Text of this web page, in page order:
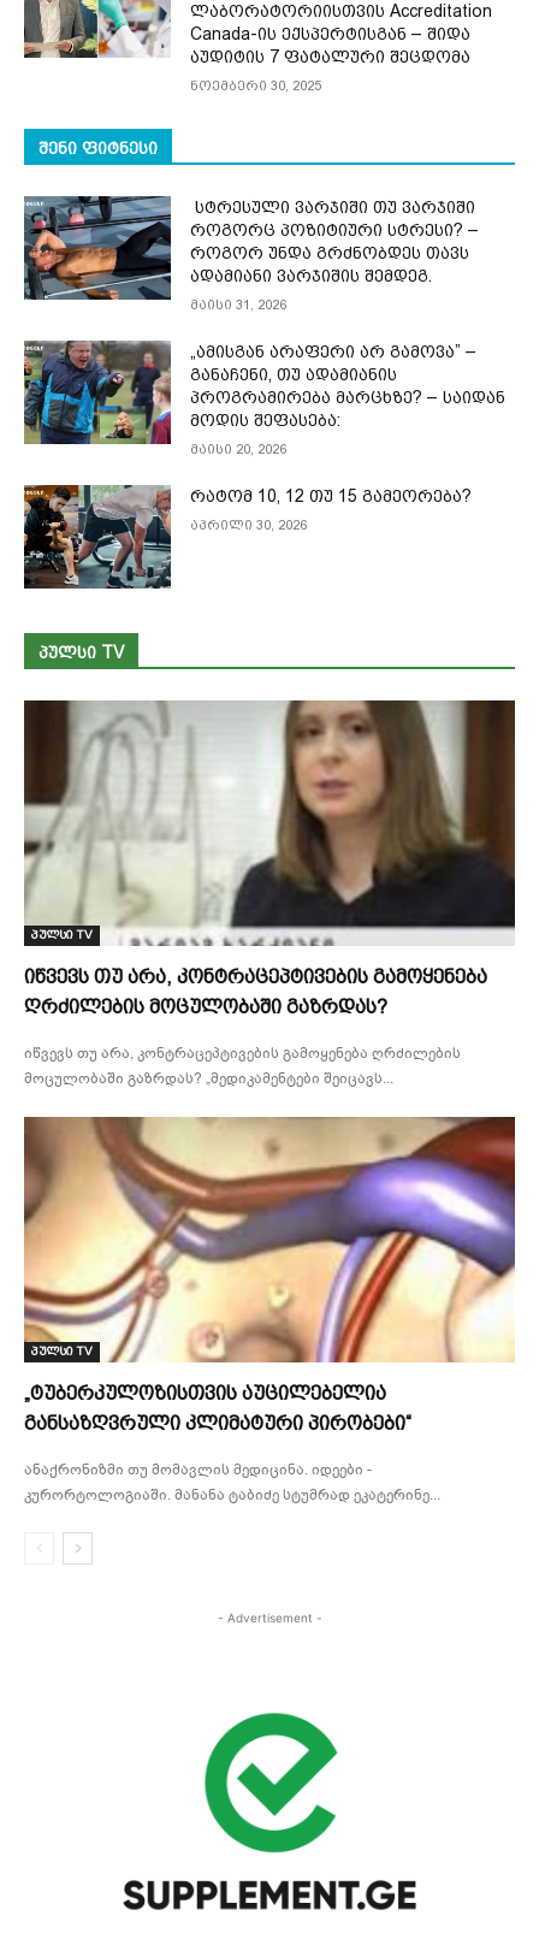
ლაბორატორიისთვის Accreditation
Canada-ის ექსპერტისგან – შიდა
აუდიტის 7 ფატალური შეცდომა
ნოემბერი 30, 2025
ᲨᲔᲜᲘ ᲤᲘᲢᲜᲔᲡᲘ
სტრესული ვარჯიში თუ ვარჯიში
როგორც პოზიტიური სტრესი? –
როგორ უნდა გრძნობდეს თავს
ადამიანი ვარჯიშის შემდეგ.
მაისი 31, 2026
„ამისგან არაფერი არ გამოვა” –
განაჩენი, თუ ადამიანის
პროგრამირება მარცხზე? – საიდან
მოდის შეფასება:
მაისი 20, 2026
რატომ 10, 12 თუ 15 გამეორება?
აპრილი 30, 2026
ᲞᲣᲚᲡᲘ TV
პულსი TV
იწვევს თუ არა, კონტრაცეპტივების გამოყენება
ღრძილების მოცულობაში გაზრდას?
იწვევს თუ არა, კონტრაცეპტივების გამოყენება ღრძილების
მოცულობაში გაზრდას? „მედიკამენტები შეიცავს...
პულსი TV
„ტუბერკულოზისთვის აუცილებელია
განსაზღვრული კლიმატური პირობები“
ანაქრონიზმი თუ მომავლის მედიცინა. იდეები -
კურორტოლოგიაში. მანანა ტაბიძე სტუმრად ეკატერინე...
- Advertisement -